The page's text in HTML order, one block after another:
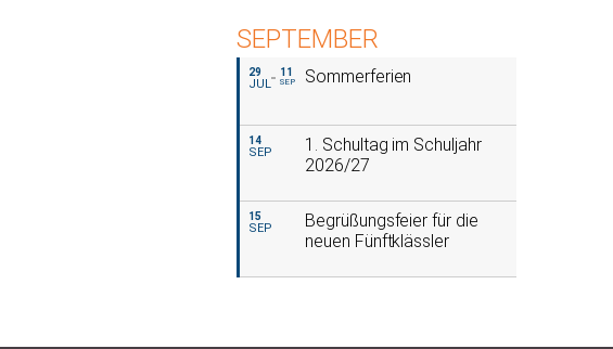
SEPTEMBER
29
JUL
11
SEP Sommerferien
14
SEP
1. Schultag im Schuljahr
2026/27
15
SEP
Begrüßungsfeier für die
neuen Fünftklässler